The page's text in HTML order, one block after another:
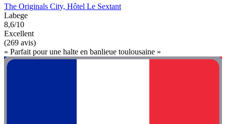
The Originals City, Hôtel Le Sextant
Labege
8,6/10
Excellent
(269 avis)
« Parfait pour une halte en banlieue toulousaine »